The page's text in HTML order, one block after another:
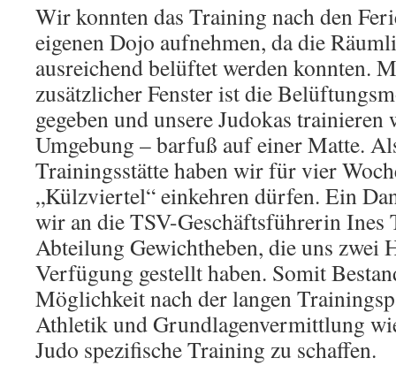
Wir konnten das Training nach den
eigenen Dojo aufnehmen, da die
ausreichend belüftet werden konnten.
zusätzlicher Fenster ist die
gegeben und unsere Judokas
Umgebung – barfuß auf einer Matte.
Trainingsstätte haben wir für vier
„Külzviertel“ einkehren dürfen. Ein
wir an die TSV-Geschäftsführerin Ines
Abteilung Gewichtheben, die uns zwei
Verfügung gestellt haben. Somit
Möglichkeit nach der langen
Athletik und Grundlagenvermittlung
Judo spezifische Training zu schaffen.